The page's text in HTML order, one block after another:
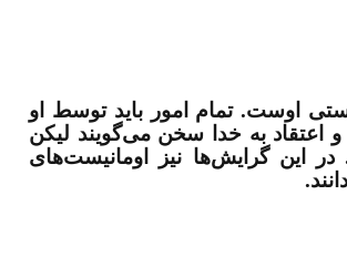
اوست. تمام امور باید توسط او
و اعتقاد به خدا سخن می‌گویند لیکن
این گرایش‌ها نیز اومانیست‌های